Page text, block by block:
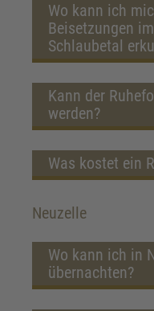
Wo kann ich
Beisetzungen
Schlaubetal
Kann der
werden?
Was kostet ein
Neuzelle
Wo kann ich in
übernachten?